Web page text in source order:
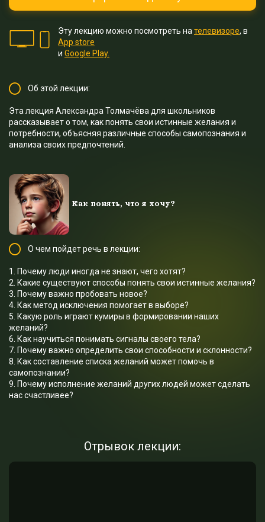
Эту лекцию можно посмотреть на телевизоре, в
App store
и Google Play.
Об этой лекции:
Эта лекция Александра Толмачёва для школьников
рассказывает о том, как понять свои истинные желания и
потребности, объясняя различные способы самопознания и
анализа своих предпочтений.
Как понять, что я хочу?
О чем пойдет речь в лекции:
1. Почему люди иногда не знают, чего хотят?
2. Какие существуют способы понять свои истинные желания?
3. Почему важно пробовать новое?
4. Как метод исключения помогает в выборе?
5. Какую роль играют кумиры в формировании наших
желаний?
6. Как научиться понимать сигналы своего тела?
7. Почему важно определить свои способности и склонности?
8. Как составление списка желаний может помочь в
самопознании?
9. Почему исполнение желаний других людей может сделать
нас счастливее?
Отрывок лекции: